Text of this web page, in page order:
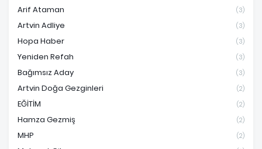
Arif Ataman (3)
Artvin Adliye (3)
Hopa Haber (3)
Yeniden Refah (3)
Bağımsız Aday (3)
Artvin Doğa Gezginleri (2)
EĞİTİM (2)
Hamza Gezmiş (2)
MHP (2)